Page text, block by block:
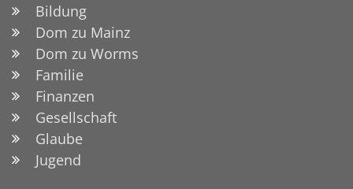
Bildung
Dom zu Mainz
Dom zu Worms
Familie
Finanzen
Gesellschaft
Glaube
Jugend